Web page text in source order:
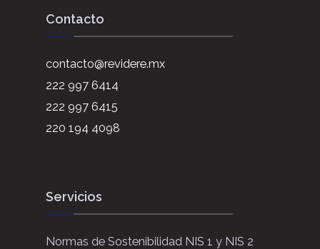
Contacto
contacto@revidere.mx
222 997 6414
222 997 6415
220 194 4098
Servicios
Normas de Sostenibilidad NIS 1 y NIS 2